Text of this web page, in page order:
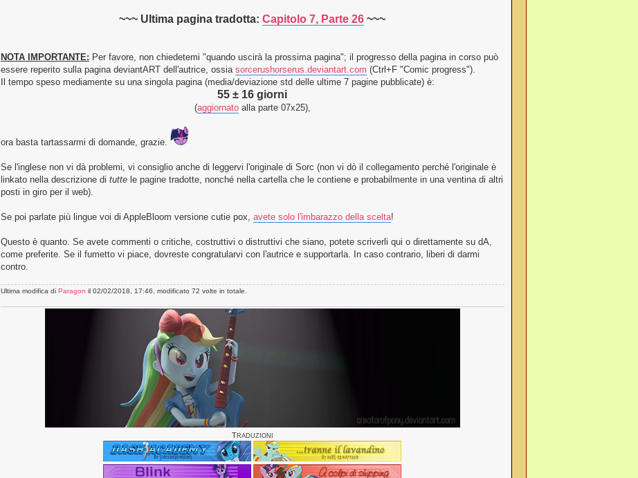
~~~ Ultima pagina tradotta:Capitolo 7, Parte 26 ~~~
NOTA IMPORTANTE: Per favore, non chiedetemi "quando uscirà la prossima pagina"; il progresso della pagina in corso può
essere reperito sulla pagina deviantART dell'autrice, ossia sorcerushorserus.deviantart.com (Ctrl+F "Comic progress").
Il tempo speso mediamente su una singola pagina (media/deviazione std delle ultime 7 pagine pubblicate) è:
55 ± 16 giorni
(aggiornatoalla parte 07x25),
ora basta tartassarmi di domande, grazie.
Se l'inglese non vi dà problemi, vi consiglio anche di leggervi l'originale di Sorc (non vi dò il collegamento perché l'originale è
linkato nella descrizione di tuttele pagine tradotte, nonché nella cartella che le contiene e probabilmente in una ventina di altri
posti in giro per il web).
Se poi parlate più lingue voi di AppleBloom versione cutie pox, avete solo l'imbarazzo della scelta!
Questo è quanto. Se avete commenti o critiche, costruttivi o distruttivi che siano, potete scriverli qui o direttamente su dA,
come preferite. Se il fumetto vi piace, dovreste congratularvi con l'autrice e supportarla. In caso contrario, liberi di darmi
contro.
Ultima modifica di Paragon il 02/02/2018, 17:46, modificato 72 volte in totale.
TRADUZIONI